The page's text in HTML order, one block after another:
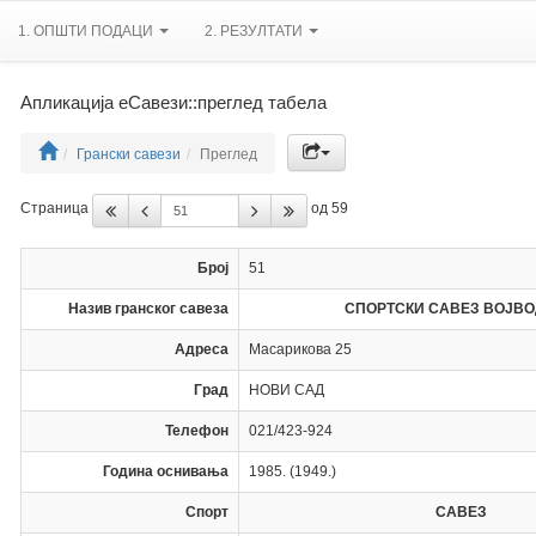
1. ОПШТИ ПОДАЦИ 2. РЕЗУЛТАТИ
Апликација еСавези::преглед табела
Грански савези Преглед
Страница од 59
Број 51
Назив гранског савеза СПОРТСКИ САВЕЗ
Адреса Масарикова 25
Град НОВИ САД
Телефон 021/423-924
Година оснивања 1985. (1949.)
Спорт САВЕЗ